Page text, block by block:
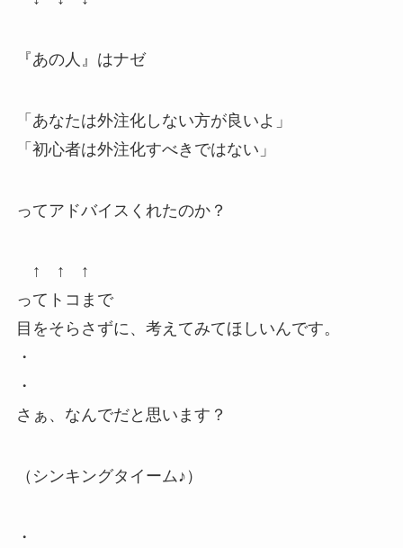
『あの人』はナゼ
「あなたは外注化しない方が良いよ」
「初心者は外注化すべきではない」
ってアドバイスくれたのか？
↑ ↑ ↑
ってトコまで
目をそらさずに、考えてみてほしいんです。
・
・
さぁ、なんでだと思います？
（シンキングタイーム♪）
・